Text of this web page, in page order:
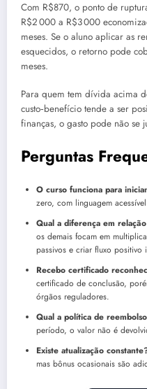
Com R$870, o ponto de
R$2 000 a R$3 000
meses. Se o aluno aplicar as
esquecidos, o retorno pode
meses.
Para quem tem dívida acima
custo‑benefício tende a ser
finanças, o gasto pode não se
Perguntas
O curso funciona para
zero, com linguagem
Qual a diferença em
os demais focam em
passivos e criar fluxo positivo
Recebo certificado
certificado de conclusão,
órgãos reguladores.
Qual a política de
período, o valor não é
Existe atualização
mas bônus ocasionais são